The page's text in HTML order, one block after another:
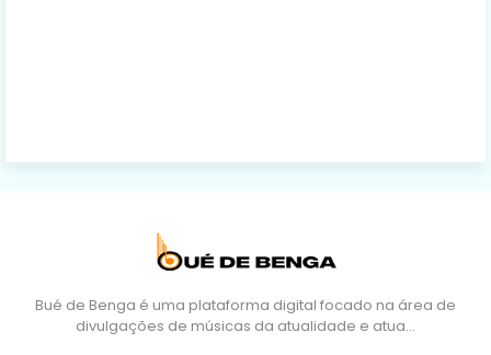
Bué de Benga é uma plataforma digital focado na área de
divulgações de músicas da atualidade e atua…